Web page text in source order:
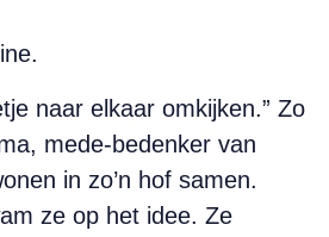
naar elkaar ­omkijken.” Zo
mede-bedenker van
in zo’n hof samen.
ze op het idee. Ze